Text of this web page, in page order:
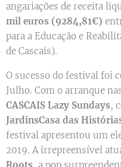
angariações de receita
mil euros (9284,81€)
para a Educação e
de Cascais).
O sucesso do festival foi
Julho. Com o arranque
CASCAIS Lazy Sundays,
JardinsCasa das
festival apresentou um
2019. A irrepreensível